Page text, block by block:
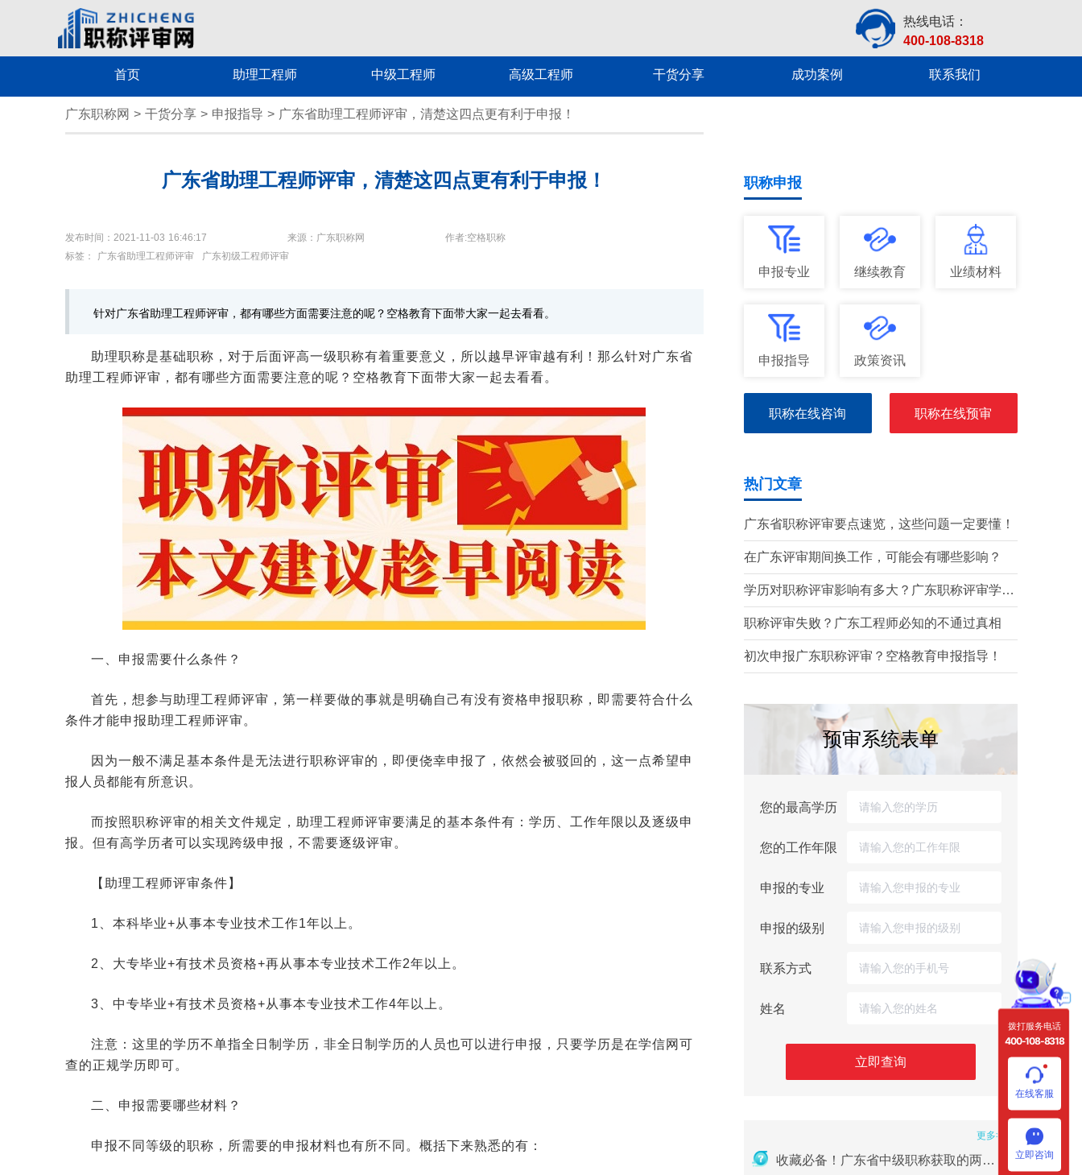
热线电话：
400-108-8318
首页 助理工程师 中级工程师 高级工程师 干货分享 成功案例 联系我们
广东职称网 > 干货分享 > 申报指导 > 广东省助理工程师评审，清楚这四点更有利于申报！
广东省助理工程师评审，清楚这四点更有利于申报！
发布时间：2021-11-03 16:46:17 来源：广东职称网
作者:空格职称
标签：
广东省助理工程师评审 广东初级工程师评审
针对广东省助理工程师评审，都有哪些方面需要注意的呢？空格教育下面带大家一起去看看。
助理职称是基础职称，对于后面评高一级职称有着重要意义，所以越早评审越有利！那么针对广东省
助理工程师评审，都有哪些方面需要注意的呢？空格教育下面带大家一起去看看。
一、申报需要什么条件？
首先，想参与助理工程师评审，第一样要做的事就是明确自己有没有资格申报职称，即需要符合什么
条件才能申报助理工程师评审。
因为一般不满足基本条件是无法进行职称评审的，即便侥幸申报了，依然会被驳回的，这一点希望申
报人员都能有所意识。
而按照职称评审的相关文件规定，助理工程师评审要满足的基本条件有：学历、工作年限以及逐级申
报。但有高学历者可以实现跨级申报，不需要逐级评审。
【助理工程师评审条件】
1、本科毕业+从事本专业技术工作1年以上。
2、大专毕业+有技术员资格+再从事本专业技术工作2年以上。
3、中专毕业+有技术员资格+从事本专业技术工作4年以上。
注意：这里的学历不单指全日制学历，非全日制学历的人员也可以进行申报，只要学历是在学信网可
查的正规学历即可。
二、申报需要哪些材料？
申报不同等级的职称，所需要的申报材料也有所不同。概括下来熟悉的有：
职称申报
申报专业 继续教育 业绩材料
申报指导 政策资讯
职称在线咨询 职称在线预审
热门文章
广东省职称评审要点速览，这些问题一定要懂！
在广东评审期间换工作，可能会有哪些影响？
学历对职称评审影响有多大？广东职称评审学历
要求盘点
职称评审失败？广东工程师必知的不通过真相
初次申报广东职称评审？空格教育申报指导！
预审系统表单
您的最高学历
您的工作年限
申报的专业
申报的级别
联系方式
姓名
立即查询
更多>>
收藏必备！广东省中级职称获取的两种方式及详细条件（2026版）
拨打服务电话
400-108-8318
在线客服
立即咨询